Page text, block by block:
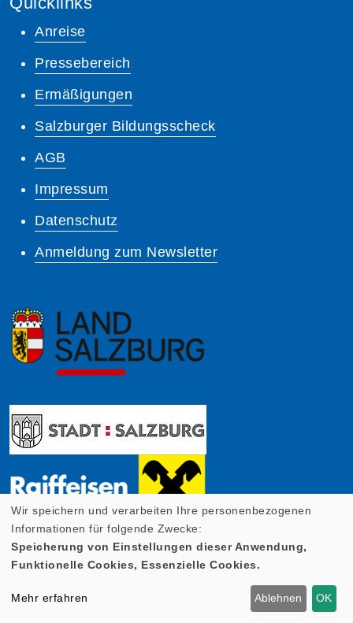
Anreise
Pressebereich
Ermäßigungen
Salzburger Bildungsscheck
AGB
Impressum
Datenschutz
Anmeldung zum Newsletter
Wir speichern und verarbeiten Ihre personenbezogenen
Informationen für folgende Zwecke:
Speicherung von Einstellungen dieser Anwendung,
Funktionelle Cookies, Essenzielle Cookies.
Mehr erfahren Ablehnen OK